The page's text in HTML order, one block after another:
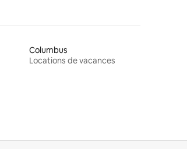
Columbus
Locations de vacances